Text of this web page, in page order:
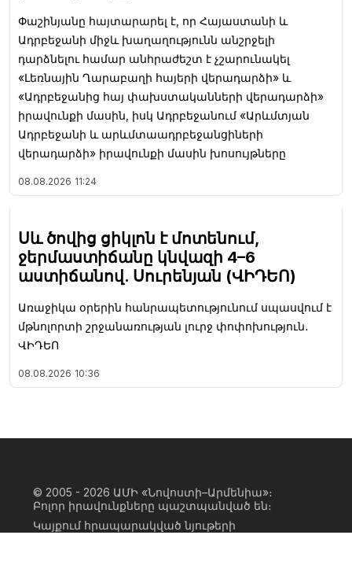
Փաշինյանը հայտարարել է, որ Հայաստանի և
Ադրբեջանի միջև խաղաղությունն անշրջելի
դարձնելու համար անհրաժեշտ է չշարունակել
«Լեռնային Ղարաբաղի հայերի վերադարձի» և
«Ադրբեջանից հայ փախստականների վերադարձի»
իրավունքի մասին, իսկ Ադրբեջանում «Արևմտյան
Ադրբեջանի և արևմտաադրբեջանցիների
վերադարձի» իրավունքի մասին խոսույթները
08.08.2026 11:24
Սև ծովից ցիկլոն է մոտենում,
ջերմաստիճանը կնվազի 4–6
աստիճանով. Սուրենյան (ՎԻԴԵՈ)
Առաջիկա օրերին հանրապետությունում սպասվում է
մթնոլորտի շրջանառության լուրջ փոփոխություն․
ՎԻԴԵՈ
08.08.2026 10:36
© 2005 - 2026 ԱՄԻ «Նովոստի–Արմենիա»։
Բոլոր իրավունքները պաշտպանված են։
Կայքում հրապարակված նյութերի